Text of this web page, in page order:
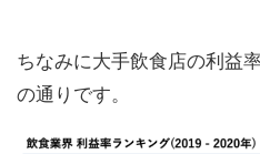
ちなみに大手飲食店の利益
の通りです。